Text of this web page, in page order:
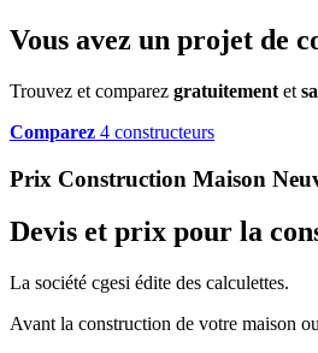
Vous avez un projet de
Trouvez et comparez gratuitement et
Comparez 4 constructeurs
Prix Construction Maison
Devis et prix pour la
La société cgesi édite des calculettes.
Avant la construction de votre maison